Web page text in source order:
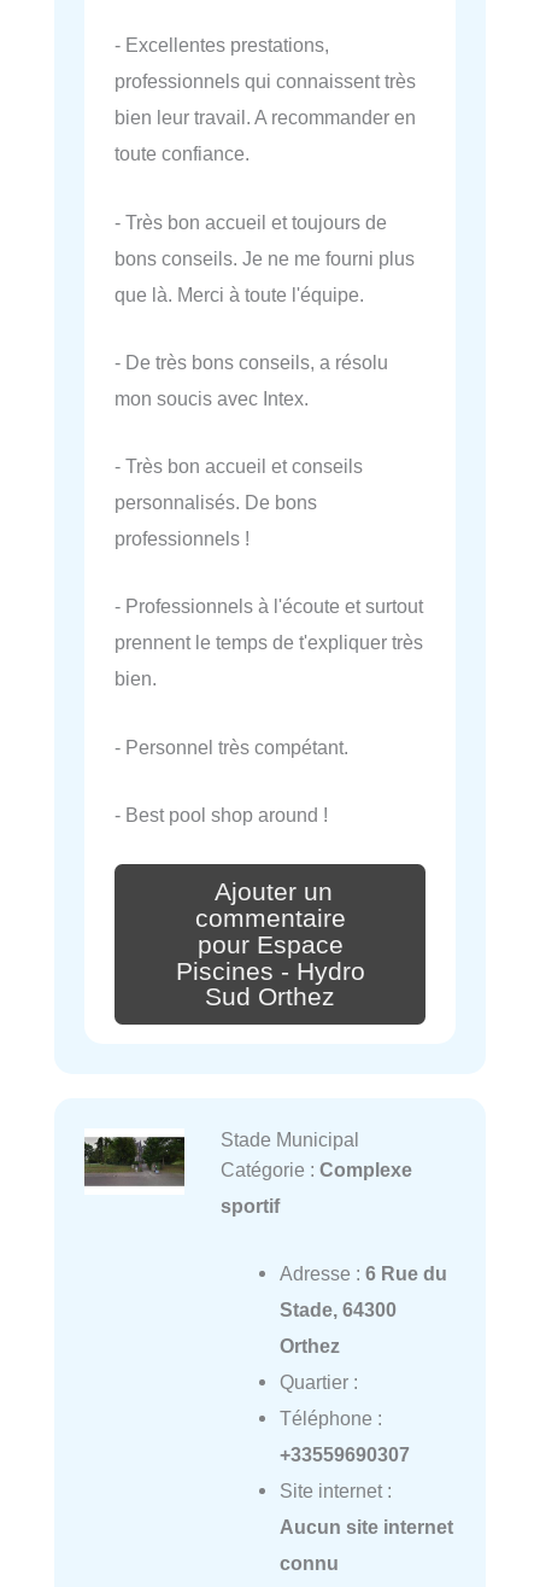
- Excellentes prestations,
professionnels qui connaissent très
bien leur travail. A recommander en
toute confiance.
- Très bon accueil et toujours de
bons conseils. Je ne me fourni plus
que là. Merci à toute l'équipe.
- De très bons conseils, a résolu
mon soucis avec Intex.
- Très bon accueil et conseils
personnalisés. De bons
professionnels !
- Professionnels à l'écoute et surtout
prennent le temps de t'expliquer très
bien.
- Personnel très compétant.
- Best pool shop around !
Ajouter un
commentaire
pour Espace
Piscines - Hydro
Sud Orthez
Stade Municipal
Catégorie : Complexe
sportif
Adresse : 6 Rue du
Stade, 64300
Orthez
Quartier :
Téléphone :
+33559690307
Site internet :
Aucun site internet
connu